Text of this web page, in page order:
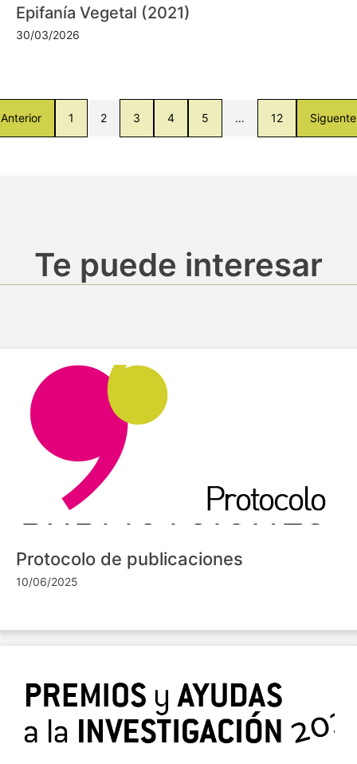
Epifanía Vegetal (2021)
30/03/2026
Anterior 1 2 3 4 5 … 12 Siguente
Te puede interesar
Protocolo de publicaciones
10/06/2025